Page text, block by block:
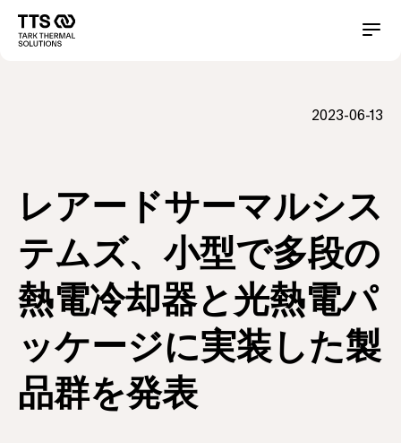
2023-06-13
レアードサーマルシス
テムズ、小型で多段の
熱電冷却器と光熱電パ
ッケージに実装した製
品群を発表